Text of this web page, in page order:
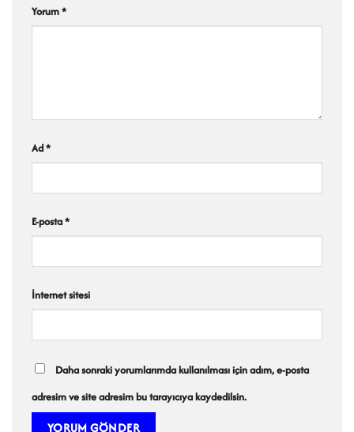
Yorum*
Ad*
E-posta*
İnternet sitesi
Daha sonraki yorumlarımda kullanılması için adım, e-posta
adresim ve site adresim bu tarayıcıya kaydedilsin.